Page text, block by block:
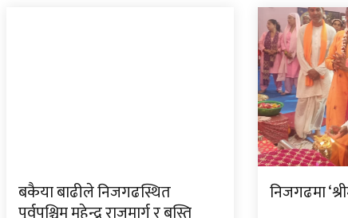
बकैया बाढीले निजगढस्थित निजगढमा